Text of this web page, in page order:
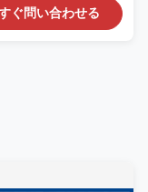
ぐ問い合わせる